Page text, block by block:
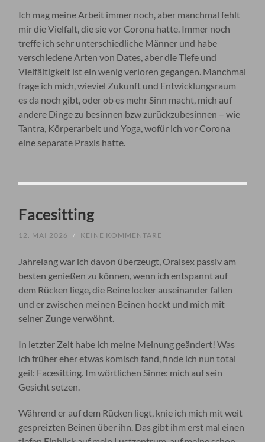
Ich mag meine Arbeit immer noch, aber manchmal fehlt
mir die Vielfalt, die sie vor Corona hatte. Immer noch
treffe ich sehr unterschiedliche Männer und habe
verschiedene Arten von Dates, aber die Tiefe und
Vielfältigkeit ist ein wenig verloren gegangen. Manchmal
frage ich mich, wieviel Zukunft und Entwicklungsraum
es da noch gibt, oder ob es mehr Sinn macht, mich auf
andere Dinge zu besinnen bzw zurückzubesinnen – wie
Tantra, Körperarbeit und Yoga, wofür ich vor Corona
eine separate Praxis hatte.
Facesitting
12. MAI 2026 / KEINE KOMMENTARE
Jahrelang war ich davon überzeugt, Oralsex passiv am
besten genießen zu können, wenn ich entspannt auf
dem Rücken liege, die Beine locker auseinander fallen
und er zwischen meinen Beinen hockt und mich mit
seiner Zunge verwöhnt.
In letzter Zeit habe ich meine Meinung geändert! Was
ich früher eher etwas komisch fand, finde ich nun total
geil: Facesitting. Im wörtlichen Sinne: mich auf sein
Gesicht setzen.
Während er auf dem Rücken liegt, knie ich mich mit weit
gespreizten Beinen über ihn. Das gibt ihm erst mal einen